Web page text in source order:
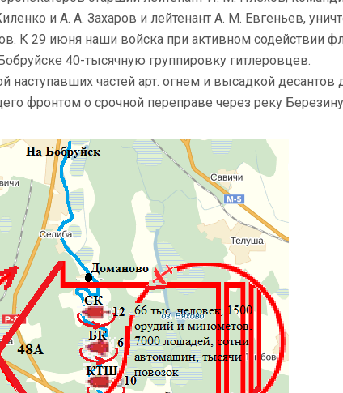
и А. А. Захаров и лейтенант А. М. Евгеньев,
К 29 июня наши войска при активном содействии
40-тысячную группировку гитлеровцев.
наступавших частей арт. огнем и высадкой
фронтом о срочной переправе через реку Березину